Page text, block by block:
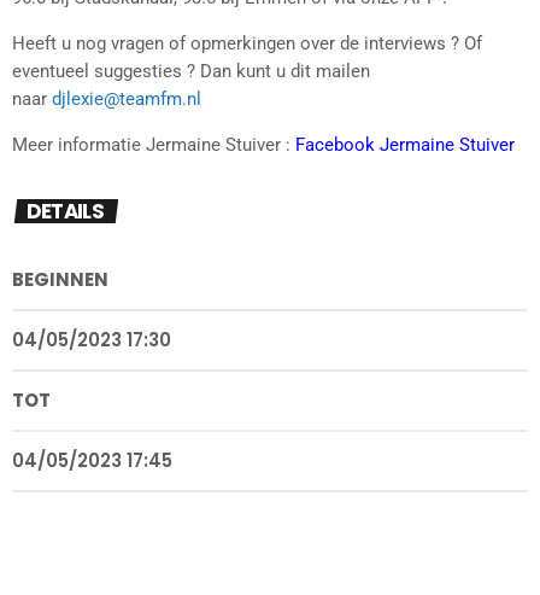
Heeft u nog vragen of opmerkingen over de interviews ? Of
eventueel suggesties ? Dan kunt u dit mailen
naar djlexie@teamfm.nl
Meer informatie Jermaine Stuiver : Facebook Jermaine Stuiver
DETAILS
BEGINNEN
04/05/2023 17:30
TOT
04/05/2023 17:45